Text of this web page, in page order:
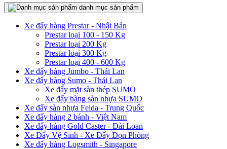
danh mục sản phẩm
Xe đẩy hàng Prestar - Nhật Bản
Prestar loại 100 - 150 Kg
Prestar loại 200 Kg
Prestar loại 300 Kg
Prestar loại 400 - 600 Kg
Xe đẩy hàng Jumbo - Thái Lan
Xe đẩy hàng Sumo - Thái Lan
Xe đẩy mặt sàn thép SUMO
Xe đẩy hàng sàn nhựa SUMO
Xe đẩy sàn nhựa Feida - Trung Quốc
Xe đẩy hàng 2 bánh - Việt Nam
Xe đẩy hàng Gold Caster - Đài Loan
Xe Đẩy Vệ Sinh - Xe Đẩy Dọn Phòng
Xe đẩy hàng Logsmith - Singapore